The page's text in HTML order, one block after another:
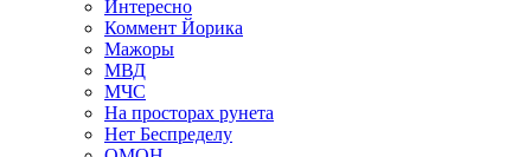
Интересно
Коммент Йорика
Мажоры
МВД
МЧС
На просторах рунета
Нет Беспределу